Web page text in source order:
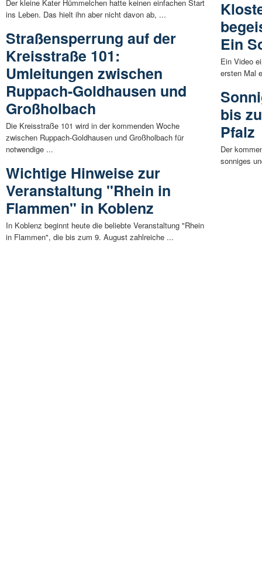
Der kleine Kater Hümmelchen hatte keinen einfachen Start
ins Leben. Das hielt ihn aber nicht davon ab, ...
Straßensperrung auf der
Kreisstraße 101:
Umleitungen zwischen
Ruppach-Goldhausen und
Großholbach
Die Kreisstraße 101 wird in der kommenden Woche
zwischen Ruppach-Goldhausen und Großholbach für
notwendige ...
Wichtige Hinweise zur
Veranstaltung "Rhein in
Flammen" in Koblenz
In Koblenz beginnt heute die beliebte Veranstaltung "Rhein
in Flammen", die bis zum 9. August zahlreiche ...
Ein
Ein Video
ersten Mal
bis
Pfalz
Der
sonniges